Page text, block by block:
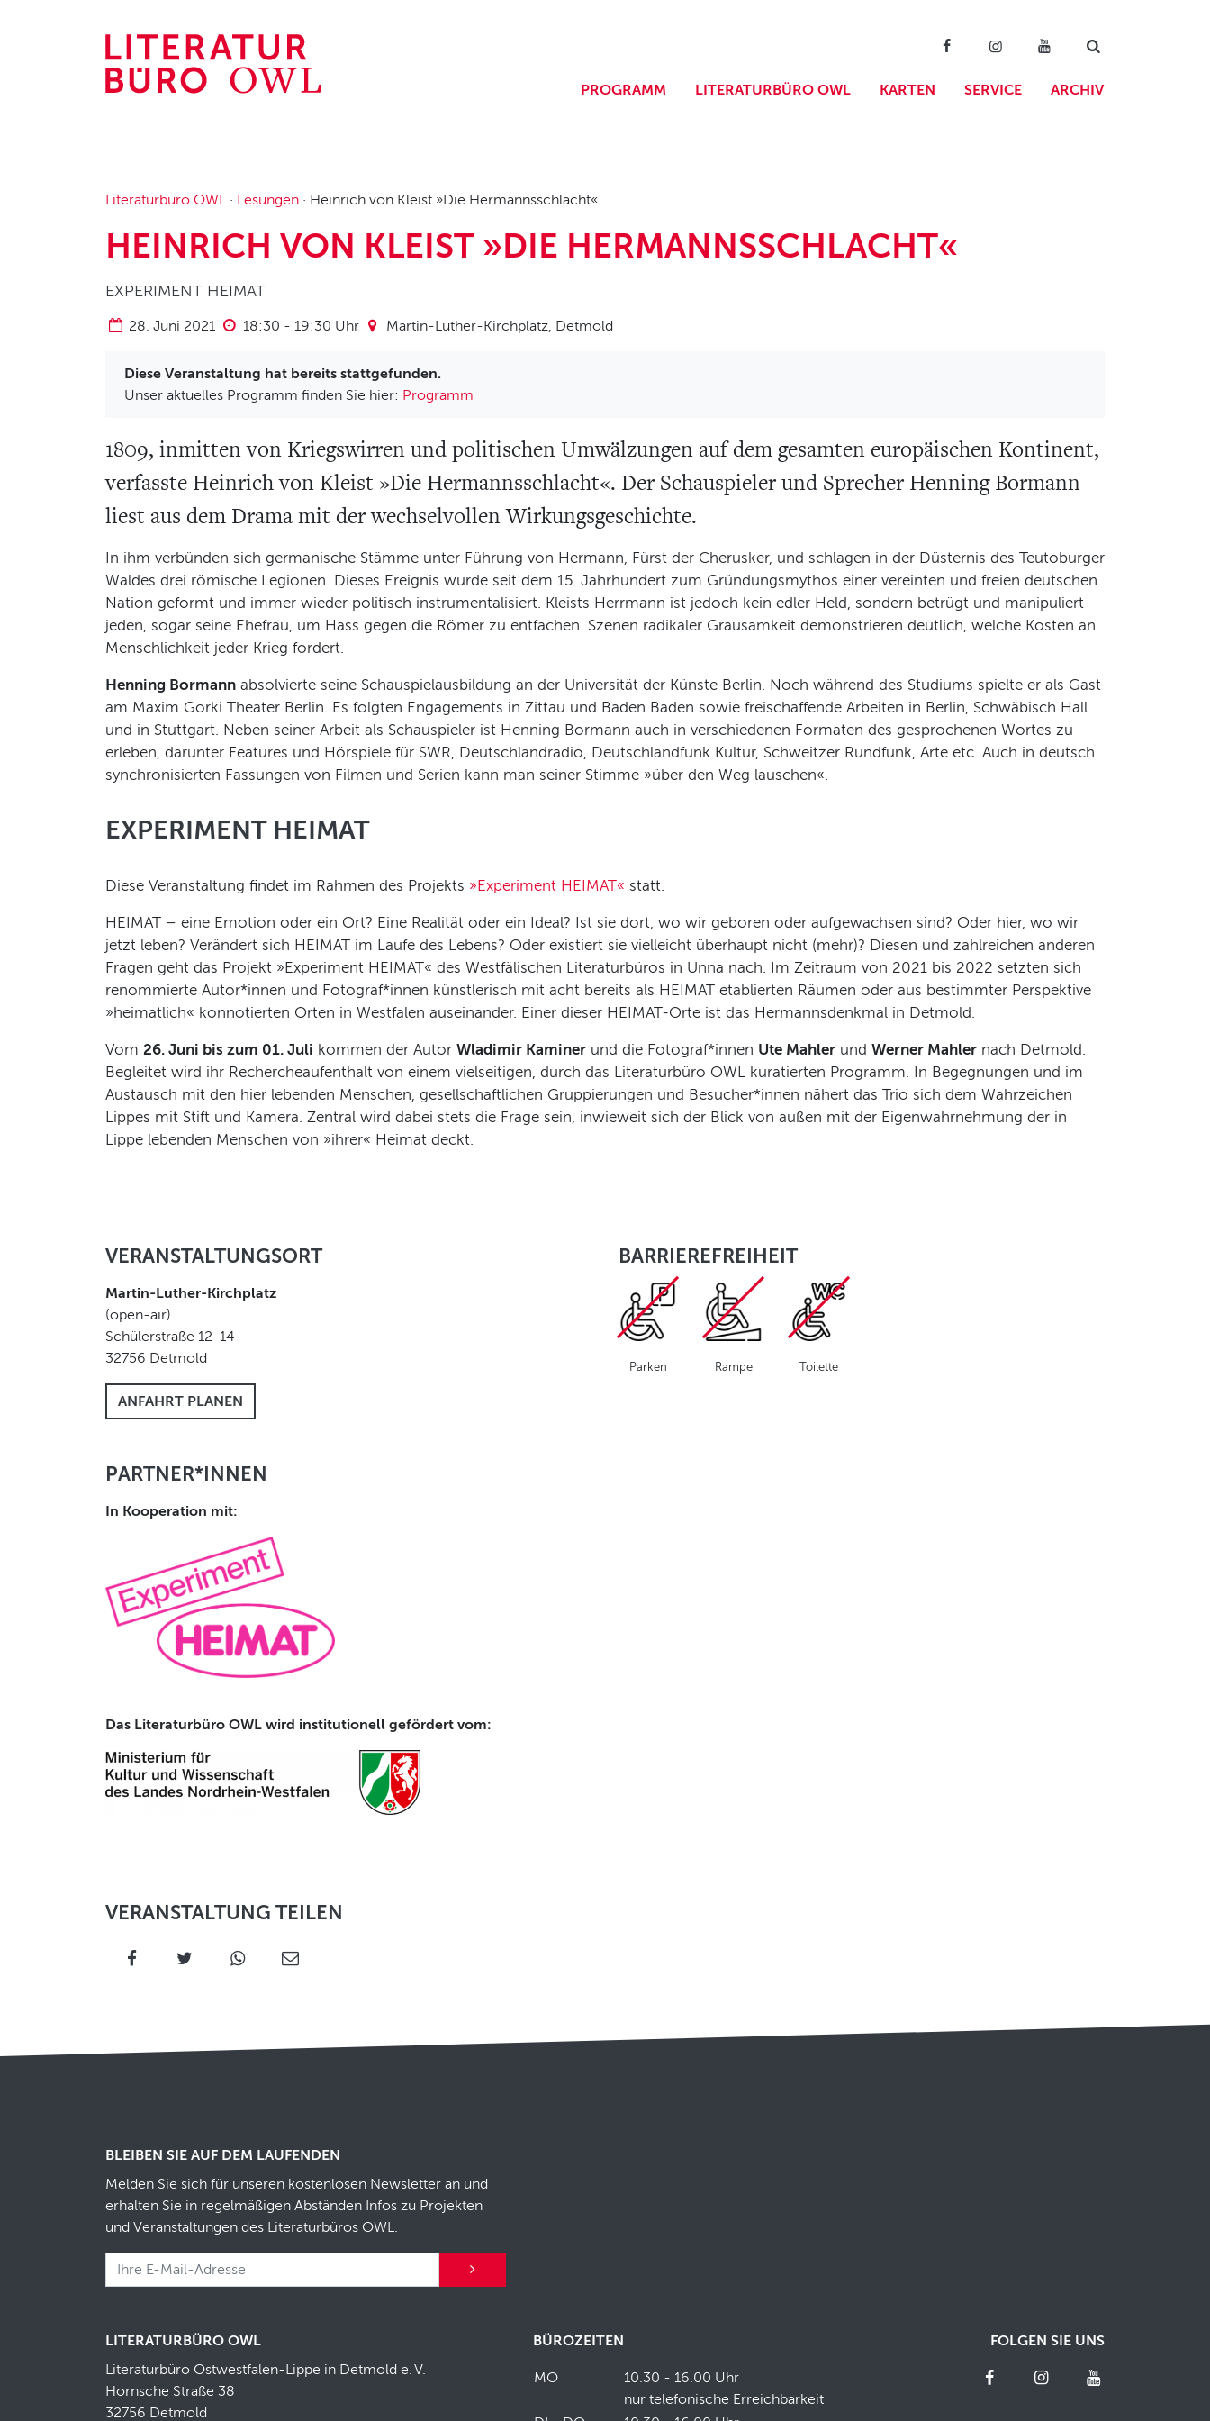
PROGRAMM LITERATURBÜRO OWL KARTEN SERVICE ARCHIV
Literaturbüro OWL · Lesungen · Heinrich von Kleist »Die Hermannsschlacht«
HEINRICH VON KLEIST »DIE HERMANNSSCHLACHT«
EXPERIMENT HEIMAT
28. Juni 2021 18:30 - 19:30 Uhr Martin-Luther-Kirchplatz, Detmold
Diese Veranstaltung hat bereits stattgefunden.
Unser aktuelles Programm finden Sie hier: Programm
1809, inmitten von Kriegswirren und politischen Umwälzungen auf dem gesamten europäischen Kontinent,
verfasste Heinrich von Kleist »Die Hermannsschlacht«. Der Schauspieler und Sprecher Henning Bormann
liest aus dem Drama mit der wechselvollen Wirkungsgeschichte.
In ihm verbünden sich germanische Stämme unter Führung von Hermann, Fürst der Cherusker, und schlagen in der Düsternis des Teutoburger
Waldes drei römische Legionen. Dieses Ereignis wurde seit dem 15. Jahrhundert zum Gründungsmythos einer vereinten und freien deutschen
Nation geformt und immer wieder politisch instrumentalisiert. Kleists Herrmann ist jedoch kein edler Held, sondern betrügt und manipuliert
jeden, sogar seine Ehefrau, um Hass gegen die Römer zu entfachen. Szenen radikaler Grausamkeit demonstrieren deutlich, welche Kosten an
Menschlichkeit jeder Krieg fordert.
Henning Bormann absolvierte seine Schauspielausbildung an der Universität der Künste Berlin. Noch während des Studiums spielte er als Gast
am Maxim Gorki Theater Berlin. Es folgten Engagements in Zittau und Baden Baden sowie freischaffende Arbeiten in Berlin, Schwäbisch Hall
und in Stuttgart. Neben seiner Arbeit als Schauspieler ist Henning Bormann auch in verschiedenen Formaten des gesprochenen Wortes zu
erleben, darunter Features und Hörspiele für SWR, Deutschlandradio, Deutschlandfunk Kultur, Schweitzer Rundfunk, Arte etc. Auch in deutsch
synchronisierten Fassungen von Filmen und Serien kann man seiner Stimme »über den Weg lauschen«.
EXPERIMENT HEIMAT
Diese Veranstaltung findet im Rahmen des Projekts »Experiment HEIMAT« statt.
HEIMAT – eine Emotion oder ein Ort? Eine Realität oder ein Ideal? Ist sie dort, wo wir geboren oder aufgewachsen sind? Oder hier, wo wir
jetzt leben? Verändert sich HEIMAT im Laufe des Lebens? Oder existiert sie vielleicht überhaupt nicht (mehr)? Diesen und zahlreichen anderen
Fragen geht das Projekt »Experiment HEIMAT« des Westfälischen Literaturbüros in Unna nach. Im Zeitraum von 2021 bis 2022 setzten sich
renommierte Autor*innen und Fotograf*innen künstlerisch mit acht bereits als HEIMAT etablierten Räumen oder aus bestimmter Perspektive
»heimatlich« konnotierten Orten in Westfalen auseinander. Einer dieser HEIMAT-Orte ist das Hermannsdenkmal in Detmold.
Vom 26. Juni bis zum 01. Juli kommen der Autor Wladimir Kaminer und die Fotograf*innen Ute Mahler und Werner Mahler nach Detmold.
Begleitet wird ihr Rechercheaufenthalt von einem vielseitigen, durch das Literaturbüro OWL kuratierten Programm. In Begegnungen und im
Austausch mit den hier lebenden Menschen, gesellschaftlichen Gruppierungen und Besucher*innen nähert das Trio sich dem Wahrzeichen
Lippes mit Stift und Kamera. Zentral wird dabei stets die Frage sein, inwieweit sich der Blick von außen mit der Eigenwahrnehmung der in
Lippe lebenden Menschen von »ihrer« Heimat deckt.
VERANSTALTUNGSORT
Martin-Luther-Kirchplatz
(open-air)
Schülerstraße 12-14
32756 Detmold
ANFAHRT PLANEN
BARRIEREFREIHEIT
Parken Rampe Toilette
PARTNER*INNEN
In Kooperation mit:
Das Literaturbüro OWL wird institutionell gefördert vom:
VERANSTALTUNG TEILEN
BLEIBEN SIE AUF DEM LAUFENDEN
Melden Sie sich für unseren kostenlosen Newsletter an und
erhalten Sie in regelmäßigen Abständen Infos zu Projekten
und Veranstaltungen des Literaturbüros OWL.
LITERATURBÜRO OWL
Literaturbüro Ostwestfalen-Lippe in Detmold e. V.
Hornsche Straße 38
32756 Detmold
BÜROZEITEN
MO
10.30 - 16.00 Uhr
nur telefonische Erreichbarkeit
FOLGEN SIE UNS